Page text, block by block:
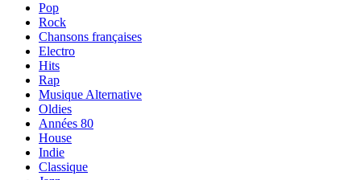
Pop
Rock
Chansons françaises
Electro
Hits
Rap
Musique Alternative
Oldies
Années 80
House
Indie
Classique